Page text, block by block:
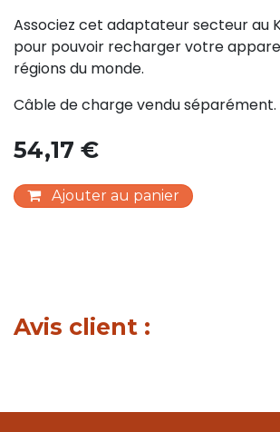
Associez cet adaptateur secteur au
pour pouvoir recharger votre
régions du monde.
Câble de charge vendu séparément.
54,17 €
Ajouter au panier
Avis client :